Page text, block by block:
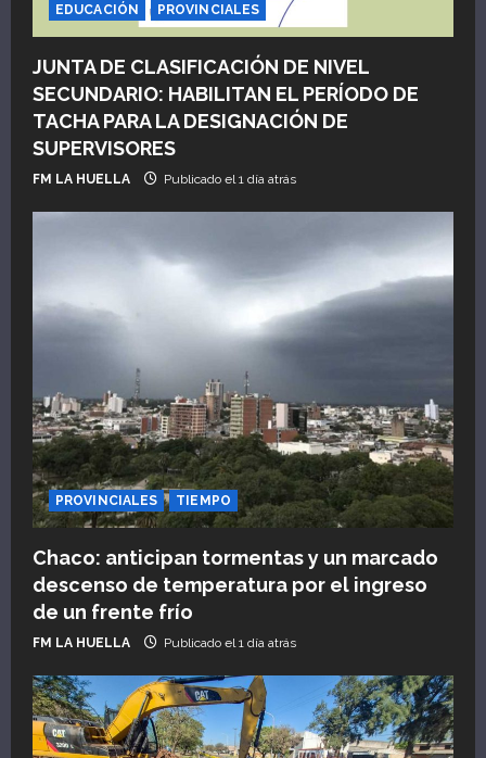
EDUCACIÓN PROVINCIALES
JUNTA DE CLASIFICACIÓN DE NIVEL
SECUNDARIO: HABILITAN EL PERÍODO DE
TACHA PARA LA DESIGNACIÓN DE
SUPERVISORES
FM LA HUELLA Publicado el 1 día atrás
PROVINCIALES TIEMPO
Chaco: anticipan tormentas y un marcado
descenso de temperatura por el ingreso
de un frente frío
FM LA HUELLA Publicado el 1 día atrás